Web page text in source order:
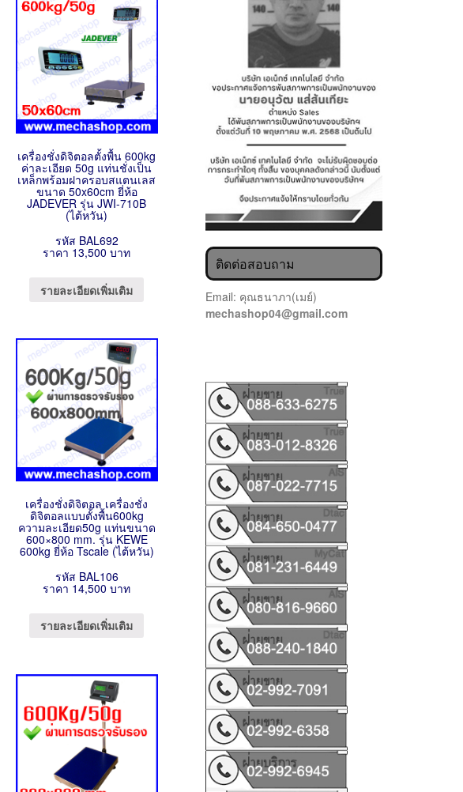
เครื่องชั่งดิจิตอลตั้งพื้น 600kg
ค่าละเอียด 50g แท่นชั่งเป็น
เหล็กพร้อมฝาครอบสแตนเลส
ขนาด 50x60cm ยี่ห้อ
JADEVER รุ่น JWI-710B
(ไต้หวัน)
รหัส BAL692
ราคา 13,500 บาท
รายละเอียดเพิ่มเติม
เครื่องชั่งดิจิตอล เครื่องชั่ง
ดิจิตอลแบบตั้งพื้น600kg
ความละเอียด50g แท่นขนาด
600×800 mm. รุ่น KEWE
600kg ยี่ห้อ Tscale (ไต้หวัน)
รหัส BAL106
ราคา 14,500 บาท
รายละเอียดเพิ่มเติม
ติดต่อสอบถาม
Email: คุณธนาภา(เมย์)
mechashop04@gmail.com